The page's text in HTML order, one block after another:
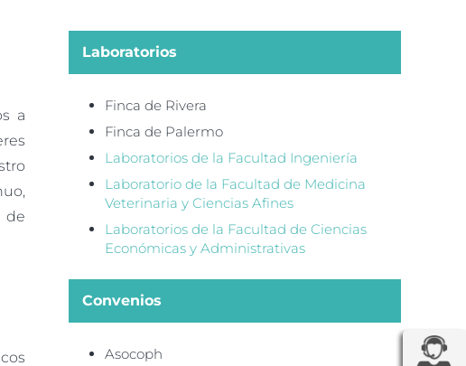
a
de
Laboratorios
Finca de Rivera
Finca de Palermo
Laboratorios de la Facultad Ingeniería
Laboratorio de la Facultad de Medicina
Veterinaria y Ciencias Afines
Laboratorios de la Facultad de Ciencias
Económicas y Administrativas
Convenios
Asocoph